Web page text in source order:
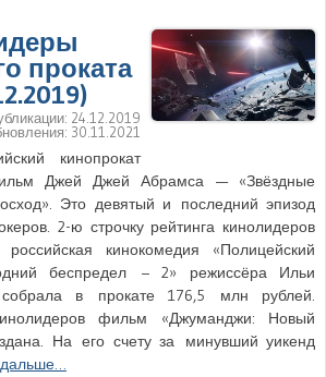
проката
24.12.2019
30.11.2021
кинопрокат
Джей Джей Абрамса — «Звёздные
Это девятый и последний эпизод
2-ю строчку рейтинга кинолидеров
кинокомедия «Полицейский
беспредел – 2» режиссёра Ильи
собрала в прокате 176,5 млн рублей.
фильм «Джуманджи: Новый
На его счету за минувший уикенд
дальше…